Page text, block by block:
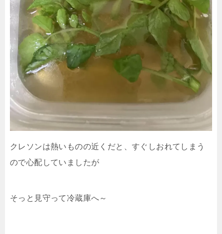
クレソンは熱いものの近くだと、すぐしおれてしまう
ので心配していましたが
そっと見守って冷蔵庫へ～